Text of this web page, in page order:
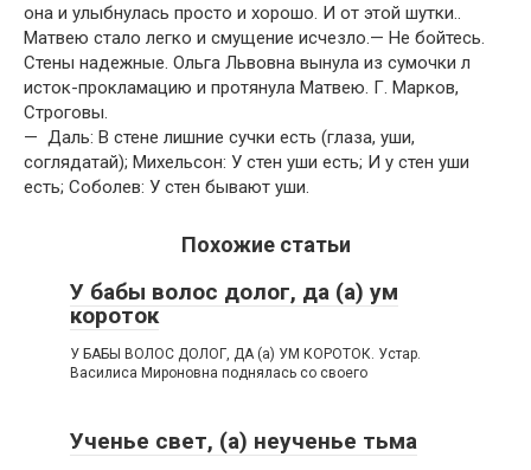
она и улыбнулась просто и хорошо. И от этой шутки..
Матвею стало легко и смущение исчезло.— Не бойтесь.
Стены надежные. Ольга Львовна вынула из сумочки л
исток-прокламацию и протянула Матвею. Г. Марков,
Строговы.
— Даль: В стене лишние сучки есть (глаза, уши,
соглядатай); Михельсон: У стен уши есть; И у стен уши
есть; Соболев: У стен бывают уши.
Похожие статьи
У бабы волос долог, да (а) ум
короток
У БАБЫ ВОЛОС ДОЛОГ, ДА (а) УМ КОРОТОК. Устар.
Василиса Мироновна поднялась со своего
Ученье свет, (а) неученье тьма